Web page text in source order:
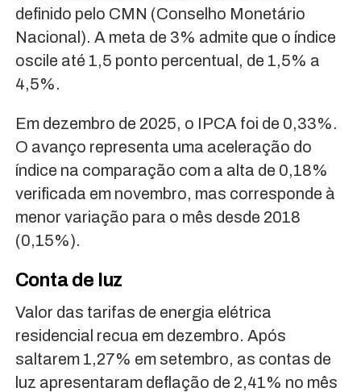
definido pelo CMN (Conselho Monetário
Nacional). A meta de 3% admite que o índice
oscile até 1,5 ponto percentual, de 1,5% a
4,5%.
Em dezembro de 2025, o IPCA foi de 0,33%.
O avanço representa uma aceleração do
índice na comparação com a alta de 0,18%
verificada em novembro, mas corresponde à
menor variação para o mês desde 2018
(0,15%).
Conta de luz
Valor das tarifas de energia elétrica
residencial recua em dezembro. Após
saltarem 1,27% em setembro, as contas de
luz apresentaram deflação de 2,41% no mês